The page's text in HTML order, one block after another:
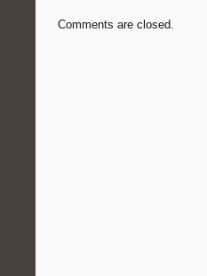
Comments are closed.